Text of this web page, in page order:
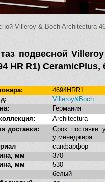
Villeroy & Boch Architectura
подвесной
HR R1)
4694HRR1
Villeroy&Boch
Германия
Architectura
доставки:
Срок поставки
у менеджера
санфарфор
мм
370
мм
530
белый